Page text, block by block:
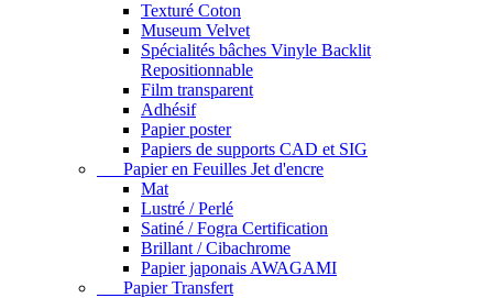
Texturé Coton
Museum Velvet
Spécialités bâches Vinyle Backlit
Repositionnable
Film transparent
Adhésif
Papier poster
Papiers de supports CAD et SIG
Papier en Feuilles Jet d'encre
Mat
Lustré / Perlé
Satiné / Fogra Certification
Brillant / Cibachrome
Papier japonais AWAGAMI
Papier Transfert